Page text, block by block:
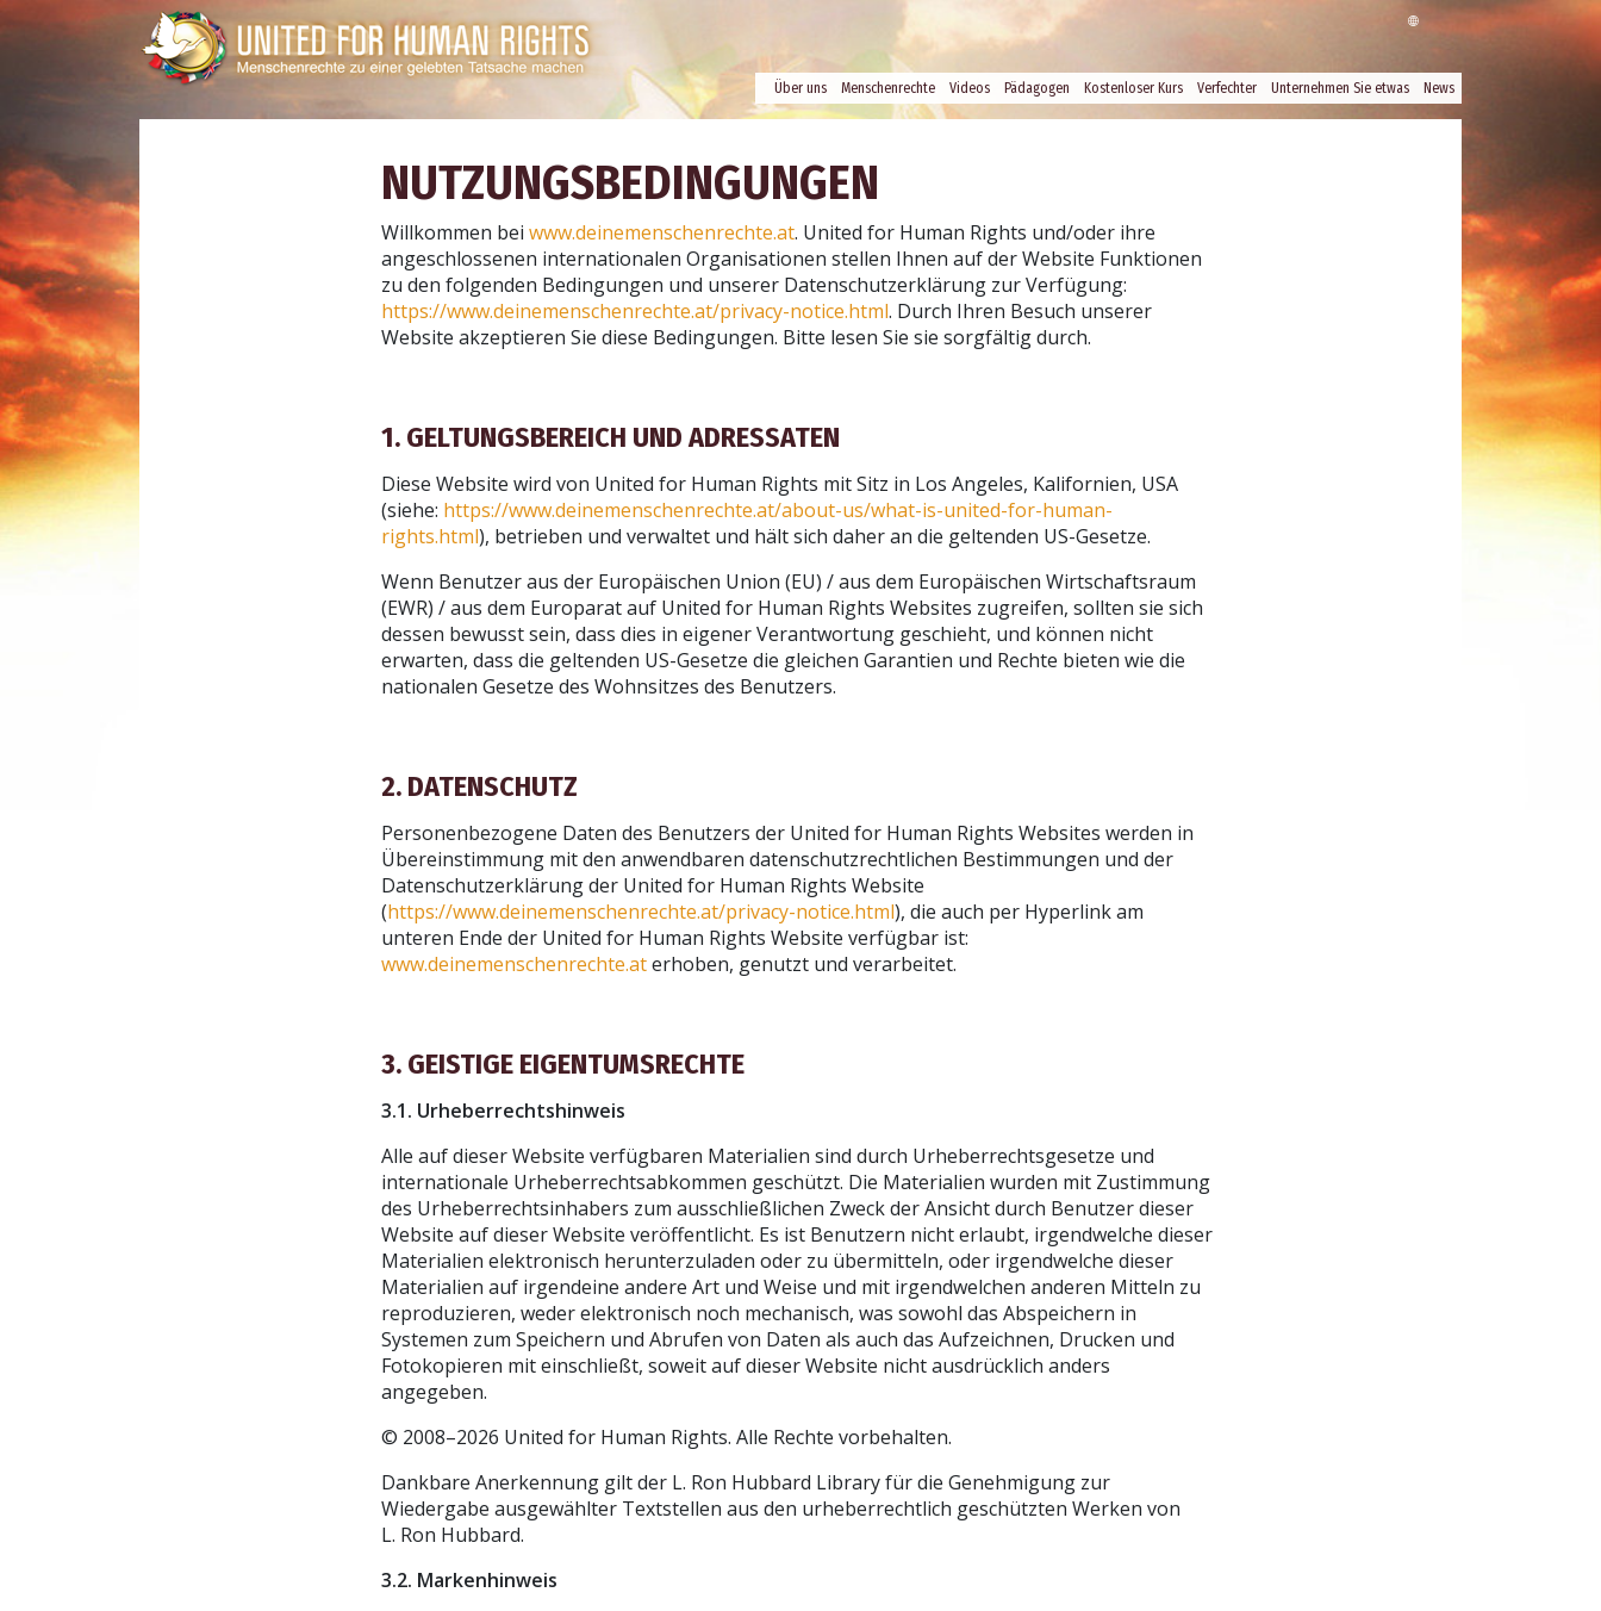
Über uns Menschenrechte Videos Pädagogen Kostenloser Kurs Verfechter Unternehmen Sie etwas News
NUTZUNGS­BEDINGUNGEN
Willkommen beiwww.deinemenschenrechte.at. United for Human Rights und/oder ihre
angeschlossenen internationalen Organisationen stellen Ihnen auf der Website Funktionen
zu den folgenden Bedingungen und unserer Datenschutzerklärung zur Verfügung:
https://www.deinemenschenrechte.at/privacy-notice.html. Durch Ihren Besuch unserer
Website akzeptieren Sie diese Bedingungen. Bitte lesen Sie sie sorgfältig durch.
1. GELTUNGSBEREICH UND ADRESSATEN
Diese Website wird von United for Human Rights mit Sitz in Los Angeles, Kalifornien, USA
(siehe: https://www.deinemenschenrechte.at/about-us/what-is-united-for-human-
rights.html), betrieben und verwaltet und hält sich daher an die geltenden US-Gesetze.
Wenn Benutzer aus der Europäischen Union (EU) / aus dem Europäischen Wirtschaftsraum
(EWR) / aus dem Europarat auf United for Human Rights Websites zugreifen, sollten sie sich
dessen bewusst sein, dass dies in eigener Verantwortung geschieht, und können nicht
erwarten, dass die geltenden US-Gesetze die gleichen Garantien und Rechte bieten wie die
nationalen Gesetze des Wohnsitzes des Benutzers.
2. DATENSCHUTZ
Personenbezogene Daten des Benutzers der United for Human Rights Websites werden in
Übereinstimmung mit den anwendbaren datenschutzrechtlichen Bestimmungen und der
Datenschutzerklärung der United for Human Rights Website
(https://www.deinemenschenrechte.at/privacy-notice.html), die auch per Hyperlink am
unteren Ende der United for Human Rights Website verfügbar ist:
www.deinemenschenrechte.aterhoben, genutzt und verarbeitet.
3. GEISTIGE EIGENTUMSRECHTE
3.1. Urheberrechtshinweis
Alle auf dieser Website verfügbaren Materialien sind durch Urheberrechtsgesetze und
internationale Urheberrechtsabkommen geschützt. Die Materialien wurden mit Zustimmung
des Urheberrechtsinhabers zum ausschließlichen Zweck der Ansicht durch Benutzer dieser
Website auf dieser Website veröffentlicht. Es ist Benutzern nicht erlaubt, irgendwelche dieser
Materialien elektronisch herunterzuladen oder zu übermitteln, oder irgendwelche dieser
Materialien auf irgendeine andere Art und Weise und mit irgendwelchen anderen Mitteln zu
reproduzieren, weder elektronisch noch mechanisch, was sowohl das Abspeichern in
Systemen zum Speichern und Abrufen von Daten als auch das Aufzeichnen, Drucken und
Fotokopieren mit einschließt, soweit auf dieser Website nicht ausdrücklich anders
angegeben.
© 2008–2026 United for Human Rights. Alle Rechte vorbehalten.
Dankbare Anerkennung gilt der L. Ron Hubbard Library für die Genehmigung zur
Wiedergabe ausgewählter Textstellen aus den urheberrechtlich geschützten Werken von
L. Ron Hubbard.
3.2. Markenhinweis